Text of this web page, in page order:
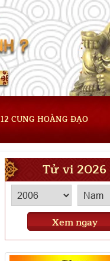
12 CUNG HOÀNG ĐẠO
Tử vi 2026
Xem ngay